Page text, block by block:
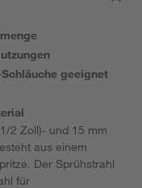
geeignet
2 Zoll)- und 15 mm
aus einem
Der Sprühstrahl
für